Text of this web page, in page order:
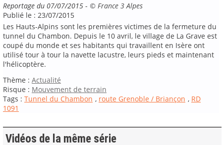
Reportage du 07/07/2015 - © France 3 Alpes
Publié le : 23/07/2015
Les Hauts-Alpins sont les premières victimes de la fermeture du
tunnel du Chambon. Depuis le 10 avril, le village de La Grave est
coupé du monde et ses habitants qui travaillent en Isère ont
utilisé tour à tour la navette lacustre, leurs pieds et maintenant
l'hélicoptère.
Thème : Actualité
Risque : Mouvement de terrain
Tags : Tunnel du Chambon , route Grenoble / Briançon , RD
1091
Vidéos de la même série